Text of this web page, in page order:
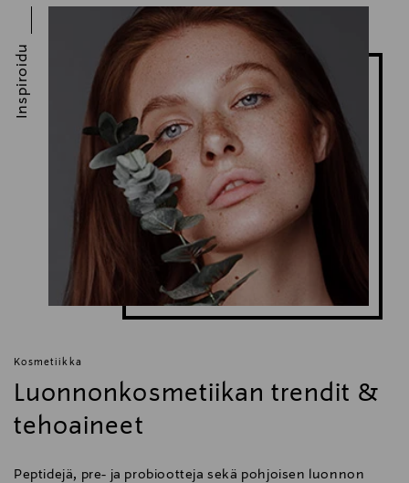
Digitaalinen osoite
info@miraz.fi
Kosmetiikka
Luonnonkosmetiikan trendit &
tehoaineet
Peptidejä, pre- ja probiootteja sekä pohjoisen luonnon
Inspiroidu